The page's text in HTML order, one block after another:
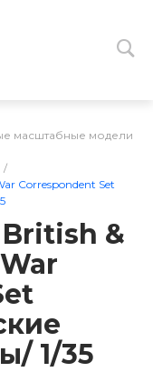
масштабные модели
/
Correspondent Set
British &
1/35